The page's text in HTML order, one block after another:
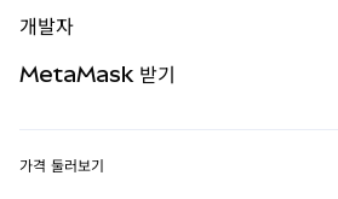
무기한 선물
실물자산
개발자
MetaMask 받기
가격 둘러보기